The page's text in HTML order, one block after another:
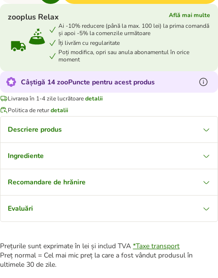
zooplus Relax
Află mai multe
Ai -10% reducere (până la max. 100 lei) la prima comandă
și apoi -5% la comenzile următoare
Îți livrăm cu regularitate
Poți modifica, opri sau anula abonamentul în orice
moment
Câștigă 14 zooPuncte pentru acest produs
Livrarea în 1-4 zile lucrătoaredetalii
Politica de returdetalii
Descriere produs
Ingrediente
Recomandare de hrănire
Evaluări
Prețurile sunt exprimate în lei și includ TVA *Taxe transport
Preț normal = Cel mai mic preț la care a fost vândut produsul în
ultimele 30 de zile.